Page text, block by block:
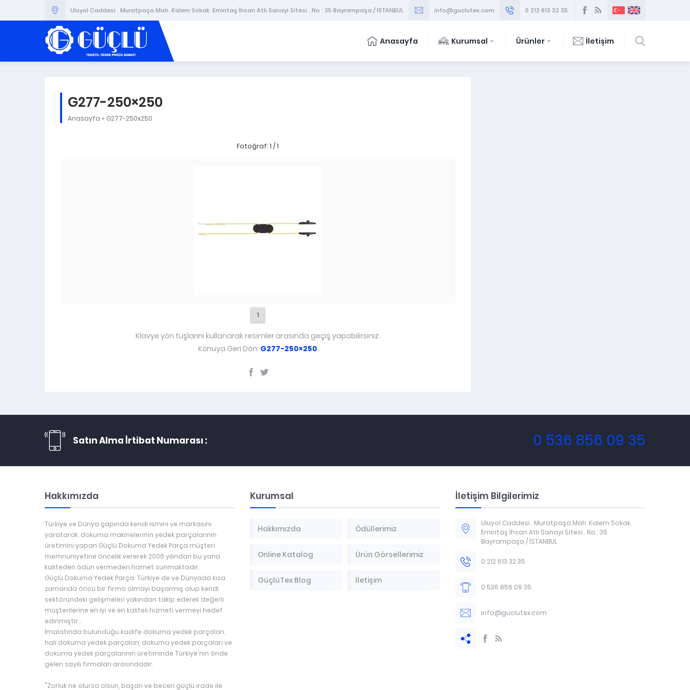
Uluyol Caddesi . Muratpaşa Mah. Kalem Sokak. Emintaş İhsan Atlı Sanayi Sitesi . No : 35 Bayrampaşa / İSTANBUL info@guclutex.com 0 212 613 32 35
Anasayfa Kurumsal Ürünler İletişim
G277-250×250
Anasayfa » G277-250x250
Fotoğraf: 1 / 1
1
Klavye yön tuşlarını kullanarak resimler arasında geçiş yapabilirsiniz.
Konuya Geri Dön: G277-250×250
Satın Alma İrtibat Numarası : 0 536 856 09 35
Hakkımızda
Türkiye ve Dünya çapında kendi ismini ve markasını
yaratarak, dokuma makinelerinin yedek parçalarının
üretimini yapan Güçlü Dokuma Yedek Parça müşteri
memnuniyetine öncelik vererek 2006 yılından bu yana
kaliteden ödün vermeden hizmet sunmaktadır.
Güçlü Dokuma Yedek Parça Türkiye de ve Dünyada kısa
zamanda öncü bir firma olmayı başarmış olup kendi
sektöründeki gelişmeleri yakından takip ederek değerli
müşterilerine en iyi ve en kaliteli hizmeti vermeyi hedef
edinmiştir .
İmalatında bulunduğu kadife dokuma yedek parçaları,
halı dokuma yedek parçaları, dokuma yedek parçaları ve
dokuma yedek parçalarının üretiminde Türkiye'nin önde
gelen sayılı firmaları arasındadır.
"Zorluk ne olursa olsun, başarı ve beceri güçlü irade ile
Kurumsal
Hakkımızda Ödüllerimiz
Online Katalog Ürün Görsellerimiz
GüçlüTex Blog İletişim
İletişim Bilgilerimiz
Uluyol Caddesi . Muratpaşa Mah. Kalem Sokak.
Emintaş İhsan Atlı Sanayi Sitesi . No : 35
Bayrampaşa / İSTANBUL
0 212 613 32 35
0 536 856 09 35
info@guclutex.com